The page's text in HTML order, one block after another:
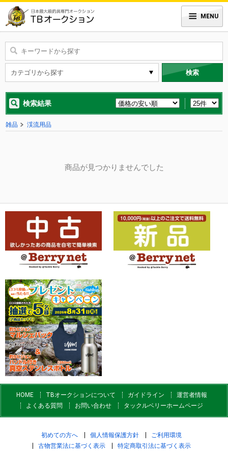
MENU
検索
検索結果
雑品 渓流用品
商品が見つかりませんでした
HOME TBオークションについて ガイドライン
運営者情報
よくある質問
お問い合わせ タックルベリーホームページ
初めての方へ 個人情報保護方針
ご利用環境
古物営業法に基づく表示
特定商取引法に基づく表示